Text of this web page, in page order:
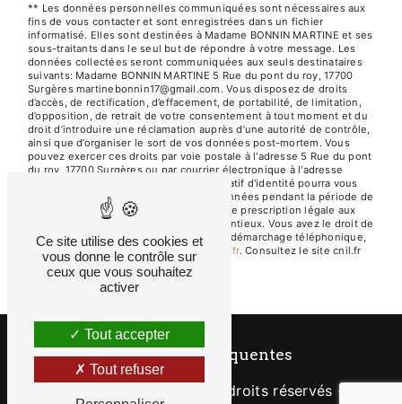
** Les données personnelles communiquées sont nécessaires aux
fins de vous contacter et sont enregistrées dans un fichier
informatisé. Elles sont destinées à Madame BONNIN MARTINE et ses
sous-traitants dans le seul but de répondre à votre message. Les
données collectées seront communiquées aux seuls destinataires
suivants: Madame BONNIN MARTINE 5 Rue du pont du roy, 17700
Surgères martinebonnin17@gmail.com. Vous disposez de droits
d’accès, de rectification, d’effacement, de portabilité, de limitation,
d’opposition, de retrait de votre consentement à tout moment et du
droit d’introduire une réclamation auprès d’une autorité de contrôle,
ainsi que d’organiser le sort de vos données post-mortem. Vous
pouvez exercer ces droits par voie postale à l'adresse 5 Rue du pont
du roy, 17700 Surgères ou par courrier électronique à l'adresse
martinebonnin17@gmail.com. Un justificatif d'identité pourra vous
être demandé. Nous conservons vos données pendant la période de
prise de contact puis pendant la durée de prescription légale aux
fins probatoires et de gestion des contentieux. Vous avez le droit de
vous inscrire sur la liste d'opposition au démarchage téléphonique,
disponible à cette adresse: Bloctel.gouv.fr. Consultez le site cnil.fr
pour plus d’informations sur vos droits.
Recherches fréquentes
- 2026 - Tous droits réservés -
Ce site utilise des cookies et
vous donne le contrôle sur
ceux que vous souhaitez
activer
Tout accepter
Tout refuser